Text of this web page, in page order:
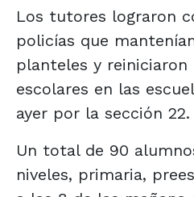
Los tutores lograron
policías que
planteles y reiniciaron
escolares en las
ayer por la sección 22.
Un total de 90
niveles, primaria,